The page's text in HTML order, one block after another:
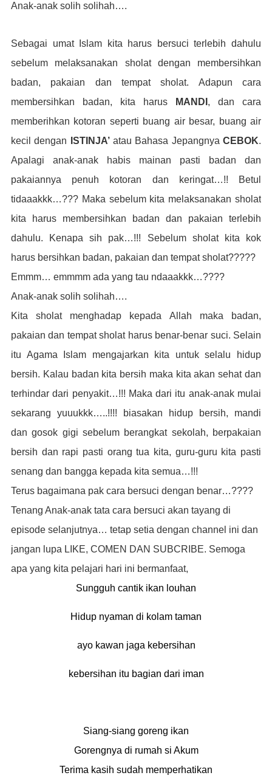
Anak-anak solih solihah….
Sebagai umat Islam kita harus bersuci terlebih dahulu
sebelum melaksanakan sholat dengan membersihkan
badan, pakaian dan tempat sholat. Adapun cara
membersihkan badan, kita harus
MANDI , dan cara
memberihkan kotoran seperti buang air besar, buang air
kecil dengan
ISTINJA’atau Bahasa JepangnyaCEBOK.
Apalagi anak-anak habis mainan pasti badan dan
pakaiannya penuh kotoran dan keringat…!! Betul
tidaaakkk…??? Maka sebelum kita melaksanakan sholat
kita harus membersihkan badan dan pakaian terlebih
dahulu. Kenapa sih pak…!!! Sebelum sholat kita kok
harus bersihkan badan, pakaian dan tempat sholat?????
Emmm… emmmm ada yang tau ndaaakkk…????
Anak-anak solih solihah….
Kita sholat menghadap kepada Allah maka badan,
pakaian dan tempat sholat harus benar-benar suci. Selain
itu Agama Islam mengajarkan kita untuk selalu hidup
bersih. Kalau badan kita bersih maka kita akan sehat dan
terhindar dari penyakit…!!! Maka dari itu anak-anak mulai
sekarang yuuukkk…..!!!! biasakan hidup bersih, mandi
dan gosok gigi sebelum berangkat sekolah, berpakaian
bersih dan rapi pasti orang tua kita, guru-guru kita pasti
senang dan bangga kepada kita semua…!!!
Terus bagaimana pak cara bersuci dengan benar…????
Tenang Anak-anak tata cara bersuci akan tayang di
episode selanjutnya… tetap setia dengan channel ini dan
jangan lupa LIKE, COMEN DAN SUBCRIBE. Semoga
apa yang kita pelajari hari ini bermanfaat,
Sungguh cantik ikan louhan
Hidup nyaman di kolam taman
ayo kawan jaga kebersihan
kebersihan itu bagian dari iman
Siang-siang goreng ikan
Gorengnya di rumah si Akum
Terima kasih sudah memperhatikan